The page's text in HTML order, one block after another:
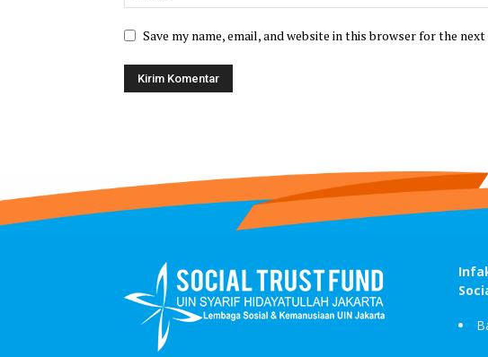
Save my name, email, and website in this browser for the